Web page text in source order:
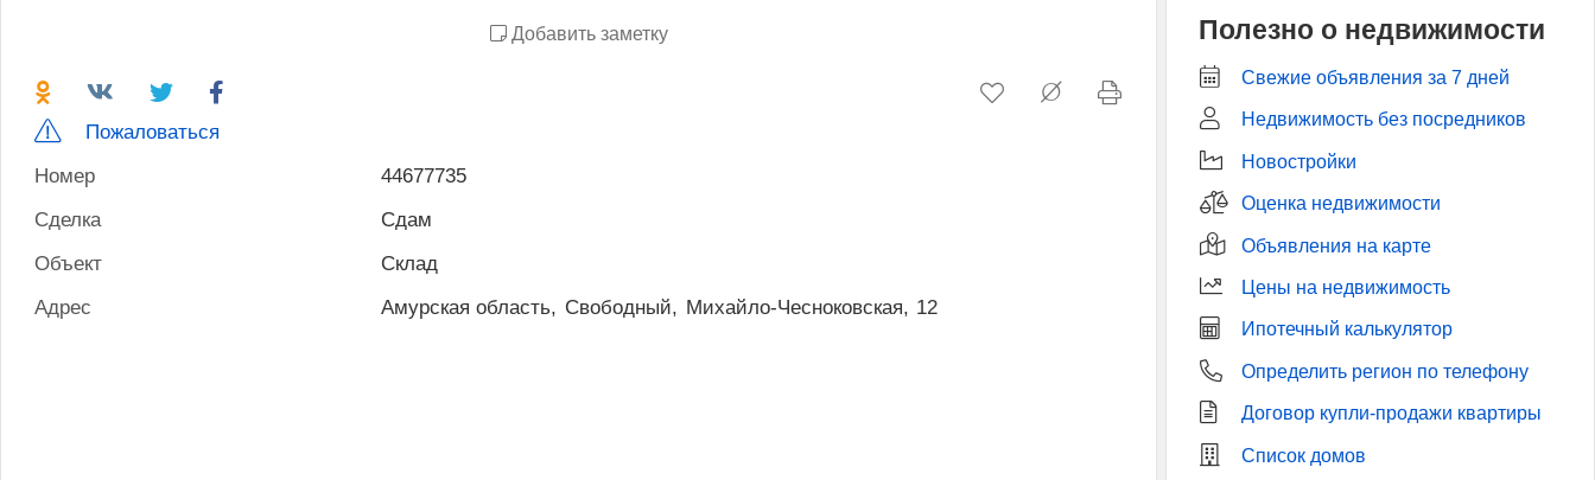
Добавить заметку
Пожаловаться
Номер
44677735
Сделка
Сдам
Объект
Склад
Адрес
Амурская область, Свободный, Михайло-Чесноковская, 12
Полезно о недвижимости
Свежие объявления за 7 дней
Недвижимость без посредников
Новостройки
Оценка недвижимости
Объявления на карте
Цены на недвижимость
Ипотечный калькулятор
Определить регион по телефону
Договор купли-продажи квартиры
Список домов